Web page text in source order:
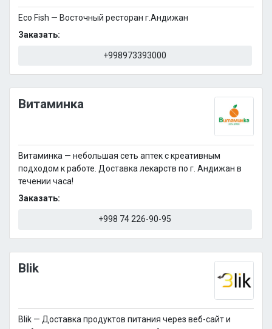
Eco Fish — Восточный ресторан г.Андижан
Заказать:
+998973393000
Витаминка
Витаминка — небольшая сеть аптек с креативным
подходом к работе. Доставка лекарств по г. Андижан в
течении часа!
Заказать:
+998 74 226-90-95
Blik
Blik — Доставка продуктов питания через веб-сайт и